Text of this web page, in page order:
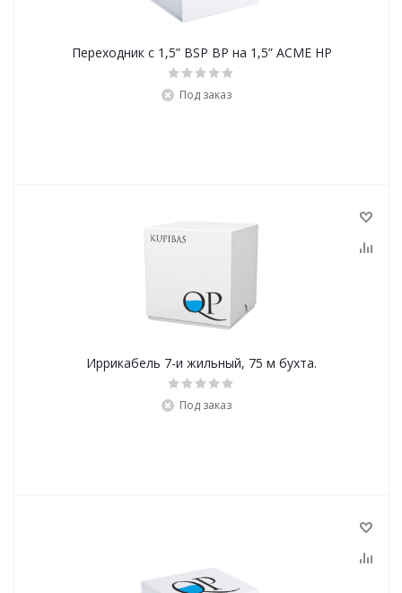
Переходник c 1,5” BSP ВР на 1,5” АСМЕ НР
Под заказ
Иррикабель 7-и жильный, 75 м бухта.
Под заказ